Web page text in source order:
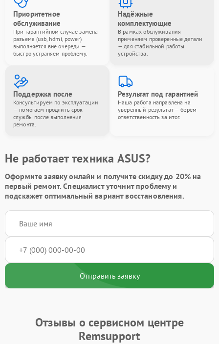
Приоритетное
обслуживание
При гарантийном случае замена
разъема (usb, hdmi, power)
выполняется вне очереди —
быстро устраняем проблему.
Надёжные
комплектующие
В рамках обслуживания
применяем проверенные детали
— для стабильной работы
устройства.
Поддержка после
Консультируем по эксплуатации
— помогаем продлить срок
службы после выполнения
ремонта.
Результат под гарантией
Наша работа направлена на
уверенный результат — берём
ответственность за итог.
Не работает техника ASUS?
Оформите заявку онлайн и получитескидку до 20% на
первый ремонт. Специалист уточнит проблему и
подскажет оптимальный вариант восстановления.
Отправить заявку
Отзывы о сервисном центре
Remsupport